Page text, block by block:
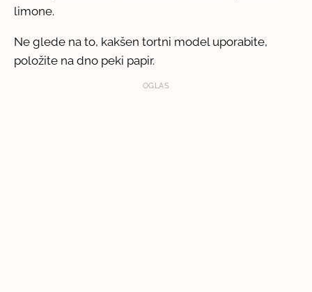
limone.
Ne glede na to, kakšen tortni model uporabite,
položite na dno peki papir.
OGLAS